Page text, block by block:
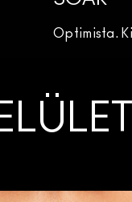
Optimista.